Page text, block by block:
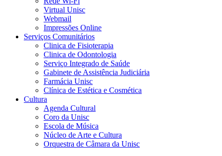
Virtual Unisc
Webmail
Impressões Online
Serviços Comunitários
Clinica de Fisioterapia
Clinica de Odontologia
Serviço Integrado de Saúde
Gabinete de Assistência Judiciária
Farmácia Unisc
Clínica de Estética e Cosmética
Cultura
Agenda Cultural
Coro da Unisc
Escola de Música
Núcleo de Arte e Cultura
Orquestra de Câmara da Unisc